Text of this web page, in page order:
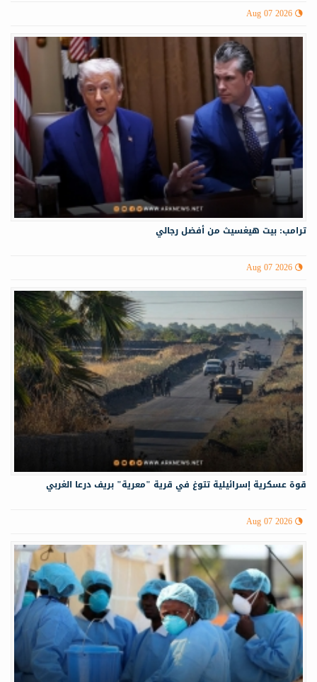
Aug 07 2026
ترامب: بيت هيغسيث من أفضل رجالي
Aug 07 2026
قوة عسكرية إسرائيلية تتوغ في قرية "معرية" بريف درعا الغربي
Aug 07 2026